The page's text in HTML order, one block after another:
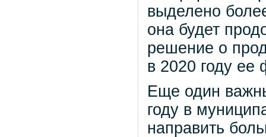
выделено
она будет
решение о
в 2020 году ее
Еще один
году в
направить